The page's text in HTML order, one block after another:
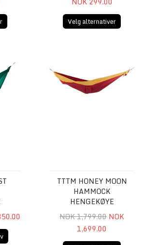
Velg alternativer
TTTM HONEY MOON
HAMMOCK
HENGEKØYE
NOK 1,799.00 NOK
1,699.00